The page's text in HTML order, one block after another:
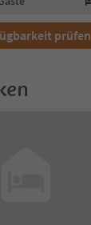
prüfen